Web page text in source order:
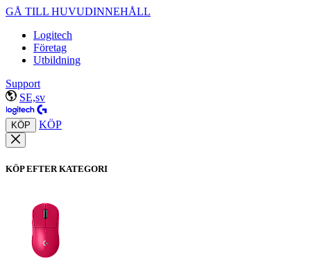
GÅ TILL HUVUDINNEHÅLL
Logitech
Företag
Utbildning
Support
SE,sv
KÖP KÖP
KÖP EFTER KATEGORI